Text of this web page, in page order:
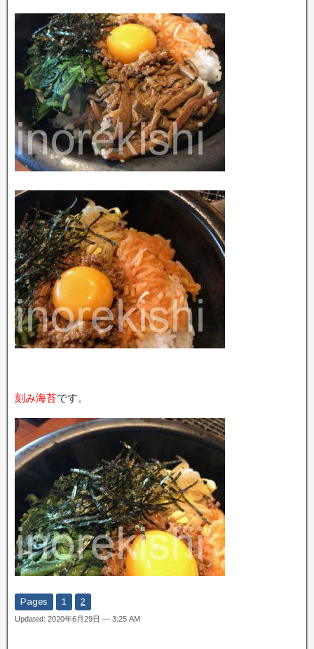
刻み海苔です。
Pages 1 2
Updated: 2020年6月29日 — 3:25 AM